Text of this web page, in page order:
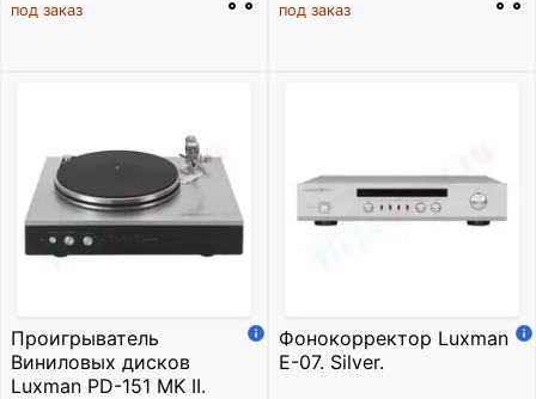
под заказ под заказ
Проигрыватель
Виниловых дисков
Luxman PD-151 MK II.
Фонокорректор Luxman
E-07. Silver.